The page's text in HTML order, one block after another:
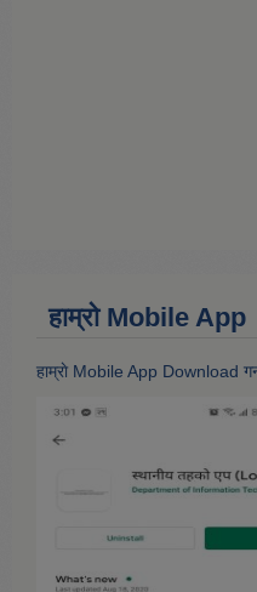
हाम्राे Mobile App
हाम्राे Mobile App Download